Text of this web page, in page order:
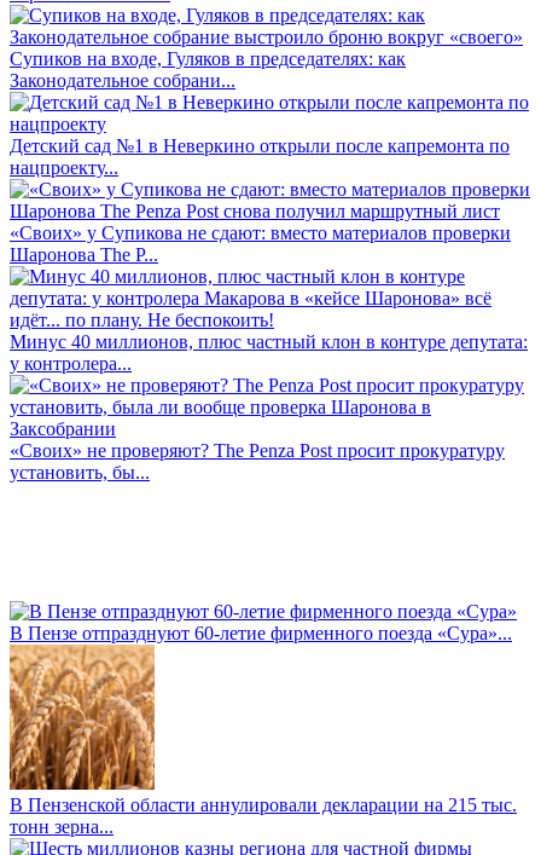
Супиков на входе, Гуляков в председателях: как
Законодательное собрани...
Детский сад №1 в Неверкино открыли после капремонта по
нацпроекту...
«Своих» у Супикова не сдают: вместо материалов проверки
Шаронова The P...
Минус 40 миллионов, плюс частный клон в контуре депутата:
у контролера...
«Своих» не проверяют? The Penza Post просит прокуратуру
установить, бы...
В Пензе отпразднуют 60-летие фирменного поезда «Сура»...
В Пензенской области аннулировали декларации на 215 тыс.
тонн зерна...